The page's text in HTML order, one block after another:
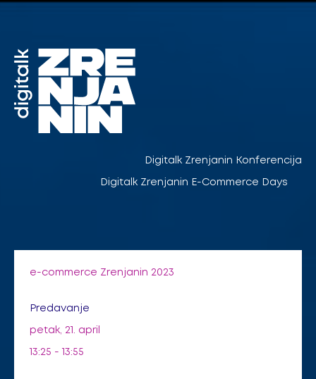
Digitalk Zrenjanin Konferencija
Digitalk Zrenjanin E-Commerce Days
e-commerce Zrenjanin 2023
Predavanje
petak, 21. april
13:25 - 13:55